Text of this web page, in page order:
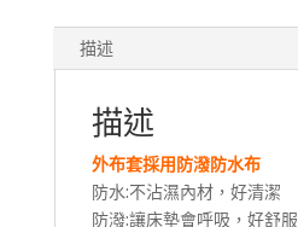
量
描述
描述
外布套採用防潑防水布
防水:不沾濕內材，好清潔
防潑:讓床墊會呼吸，好舒服